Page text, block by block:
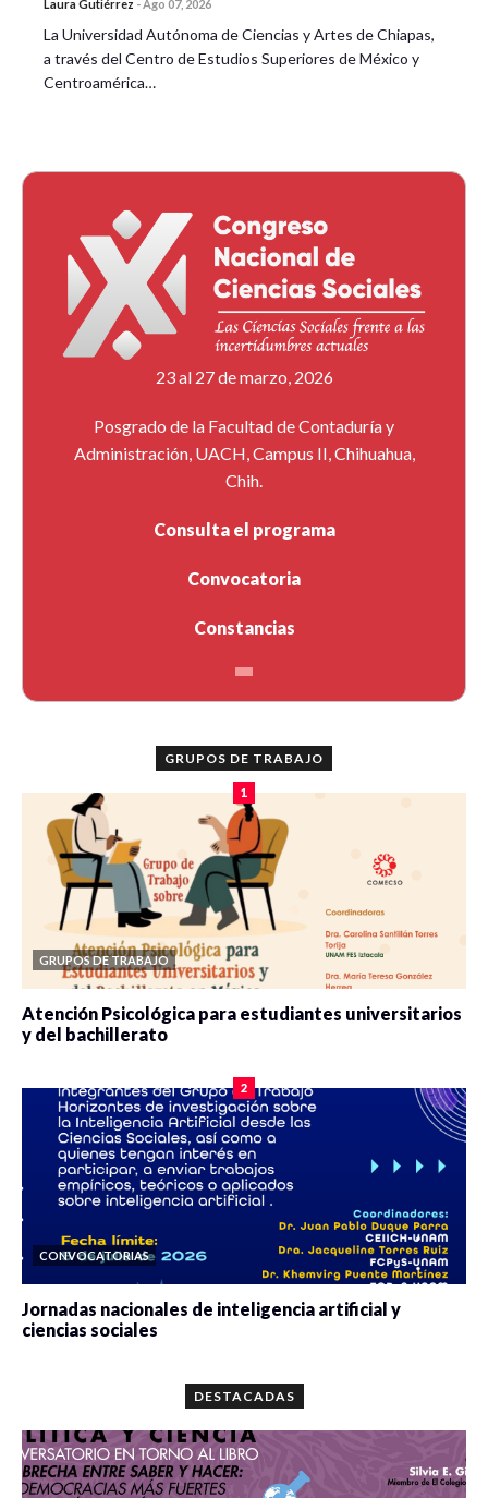
Laura Gutiérrez -Ago 07, 2026
La Universidad Autónoma de Ciencias y Artes de Chiapas,
a través del Centro de Estudios Superiores de México y
Centroamérica…
23 al 27 de marzo, 2026
Posgrado de la Facultad de Contaduría y
Administración, UACH, Campus II, Chihuahua,
Chih.
Consulta el programa
Convocatoria
Constancias
GRUPOS DE TRABAJO
1
GRUPOS DE TRABAJO
Atención Psicológica para estudiantes universitarios
y del bachillerato
2
CONVOCATORIAS
Jornadas nacionales de inteligencia artificial y
ciencias sociales
DESTACADAS